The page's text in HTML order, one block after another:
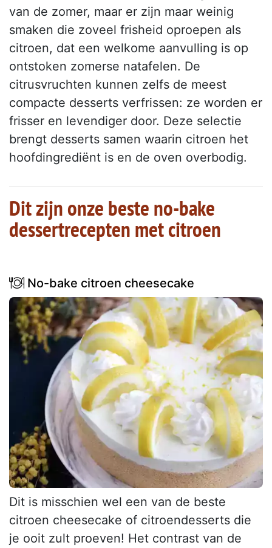
van de zomer, maar er zijn maar weinig
smaken die zoveel frisheid oproepen als
citroen, dat een welkome aanvulling is op
ontstoken zomerse natafelen. De
citrusvruchten kunnen zelfs de meest
compacte desserts verfrissen: ze worden er
frisser en levendiger door. Deze selectie
brengt desserts samen waarin citroen het
hoofdingrediënt is en de oven overbodig.
Dit zijn onze beste no-bake
dessertrecepten met citroen
No-bake citroen cheesecake
Dit is misschien wel een van de beste
citroen cheesecake of citroendesserts die
je ooit zult proeven! Het contrast van de